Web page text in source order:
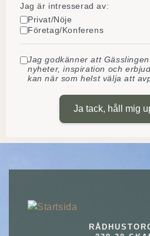
Jag är intresserad av:
Privat/Nöje
Företag/Konferens
Jag godkänner att
nyheter, inspiration och
kan när som helst välja att
Ja tack, håll mig